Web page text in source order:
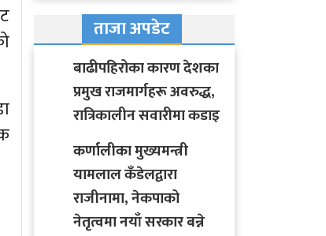
ताजा अपडेट
बाढीपहिरोका कारण देशका
प्रमुख राजमार्गहरू अवरुद्ध,
रात्रिकालीन सवारीमा कडाइ
कर्णालीका मुख्यमन्त्री
यामलाल कँडेलद्वारा
राजीनामा, नेकपाको
नेतृत्वमा नयाँ सरकार बन्ने